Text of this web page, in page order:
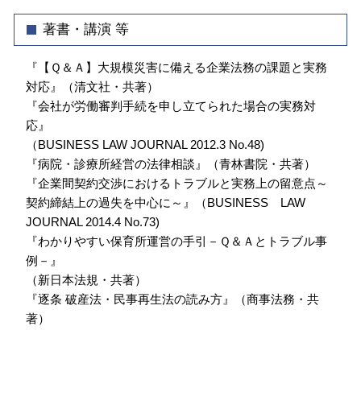
著書・講演 等
『【Ｑ＆Ａ】大規模災害に備える企業法務の課題と実務
対応』（清文社・共著）
『会社が労働審判手続を申し立てられた場合の実務対
応』
（BUSINESS LAW JOURNAL 2012.3 No.48)
『病院・診療所経営の法律相談』（青林書院・共著）
『企業間契約交渉におけるトラブルと実務上の留意点～
契約締結上の過失を中心に～』（BUSINESS LAW
JOURNAL 2014.4 No.73)
『わかりやすい保育所運営の手引－Ｑ＆Ａとトラブル事
例－』
（新日本法規・共著）
『逐条 破産法・民事再生法の読み方』（商事法務・共
著）